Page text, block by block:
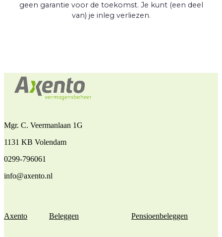
geen garantie voor de toekomst. Je kunt (een deel
van) je inleg verliezen.
Mgr. C. Veermanlaan 1G
1131 KB Volendam
0299-796061
info@axento.nl
Axento Beleggen Pensioenbeleggen